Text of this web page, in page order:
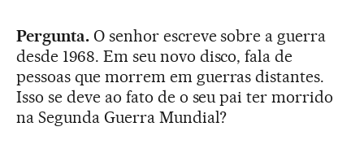
Pergunta. O senhor escreve sobre a guerra
desde 1968. Em seu novo disco, fala de
pessoas que morrem em guerras distantes.
Isso se deve ao fato de o seu pai ter morrido
na Segunda Guerra Mundial?